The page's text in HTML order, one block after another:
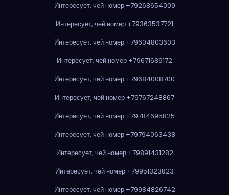
Интересует, чей номер +79268654009
Интересует, чей номер +79363537721
Интересует, чей номер +79604803603
Интересует, чей номер +79671689172
Интересует, чей номер +79684008700
Интересует, чей номер +79767248867
Интересует, чей номер +79784695825
Интересует, чей номер +79794063438
Интересует, чей номер +79891431282
Интересует, чей номер +79951323823
Интересует, чей номер +79984826742